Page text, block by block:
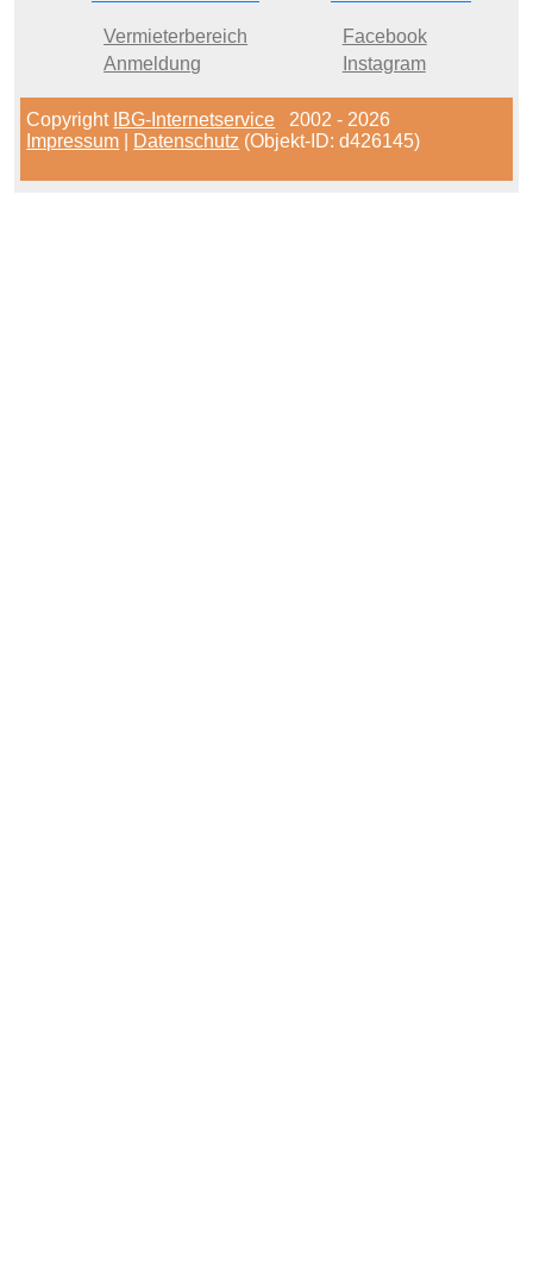
Vermieterbereich
Anmeldung
Facebook
Instagram
Copyright IBG-Internetservice 2002 - 2026
Impressum
Datenschutz (Objekt-ID: d426145)